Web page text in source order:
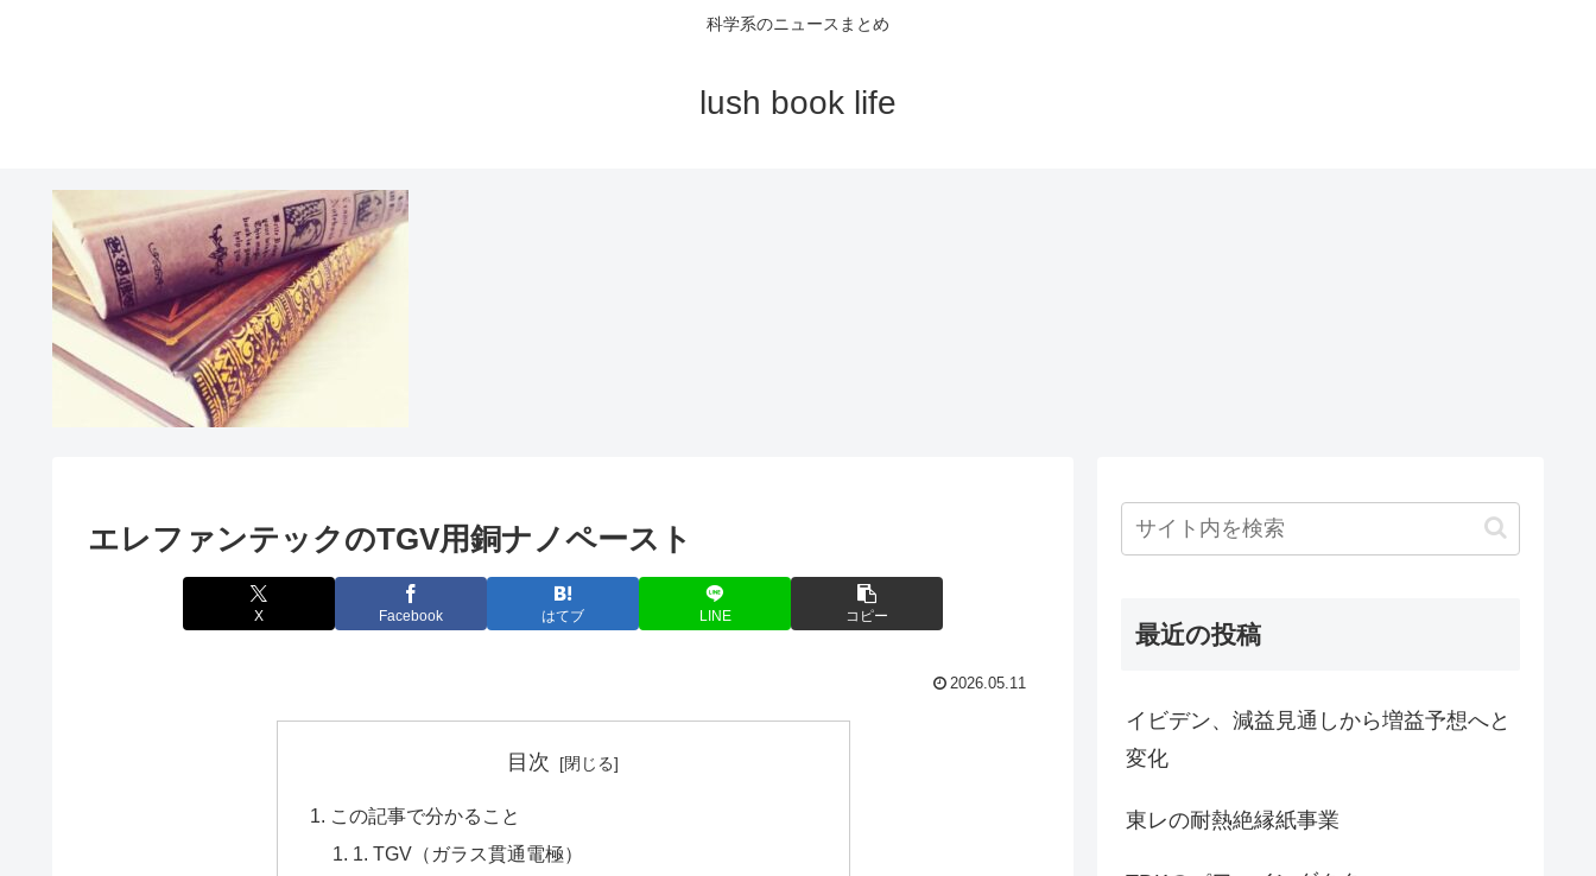
科学系のニュースまとめ
lush book life
エレファンテックのTGV用銅ナノペースト
X Facebook はてブ LINE コピー
2026.05.11
目次
この記事で分かること
1. TGV（ガラス貫通電極）
最近の投稿
イビデン、減益見通しから増益予想へと
変化
東レの耐熱絶縁紙事業